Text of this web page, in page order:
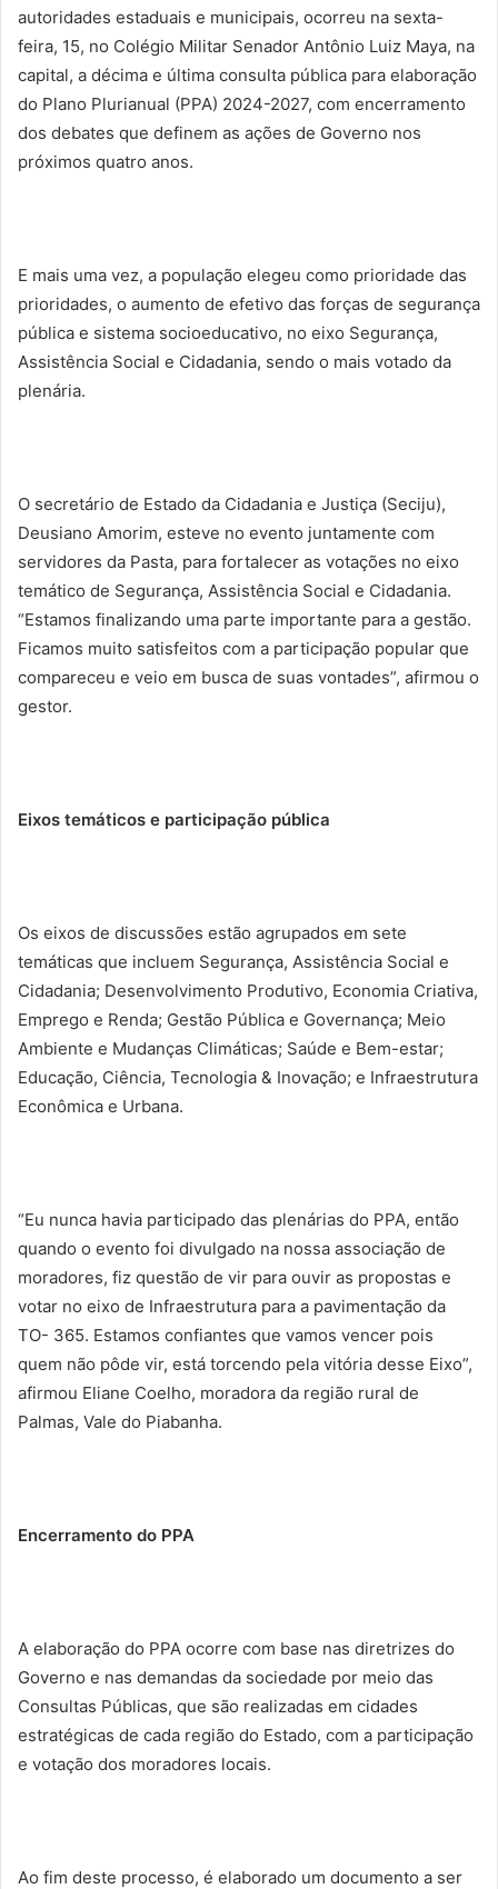
autoridades estaduais e municipais, ocorreu na sexta-
feira, 15, no Colégio Militar Senador Antônio Luiz Maya, na
capital, a décima e última consulta pública para elaboração
do Plano Plurianual (PPA) 2024-2027, com encerramento
dos debates que definem as ações de Governo nos
próximos quatro anos.
E mais uma vez, a população elegeu como prioridade das
prioridades, o aumento de efetivo das forças de segurança
pública e sistema socioeducativo, no eixo Segurança,
Assistência Social e Cidadania, sendo o mais votado da
plenária.
O secretário de Estado da Cidadania e Justiça (Seciju),
Deusiano Amorim, esteve no evento juntamente com
servidores da Pasta, para fortalecer as votações no eixo
temático de Segurança, Assistência Social e Cidadania.
“Estamos finalizando uma parte importante para a gestão.
Ficamos muito satisfeitos com a participação popular que
compareceu e veio em busca de suas vontades”, afirmou o
gestor.
Eixos temáticos e participação pública
Os eixos de discussões estão agrupados em sete
temáticas que incluem Segurança, Assistência Social e
Cidadania; Desenvolvimento Produtivo, Economia Criativa,
Emprego e Renda; Gestão Pública e Governança; Meio
Ambiente e Mudanças Climáticas; Saúde e Bem-estar;
Educação, Ciência, Tecnologia & Inovação; e Infraestrutura
Econômica e Urbana.
“Eu nunca havia participado das plenárias do PPA, então
quando o evento foi divulgado na nossa associação de
moradores, fiz questão de vir para ouvir as propostas e
votar no eixo de Infraestrutura para a pavimentação da
TO- 365. Estamos confiantes que vamos vencer pois
quem não pôde vir, está torcendo pela vitória desse Eixo”,
afirmou Eliane Coelho, moradora da região rural de
Palmas, Vale do Piabanha.
Encerramento do PPA
A elaboração do PPA ocorre com base nas diretrizes do
Governo e nas demandas da sociedade por meio das
Consultas Públicas, que são realizadas em cidades
estratégicas de cada região do Estado, com a participação
e votação dos moradores locais.
Ao fim deste processo, é elaborado um documento a ser